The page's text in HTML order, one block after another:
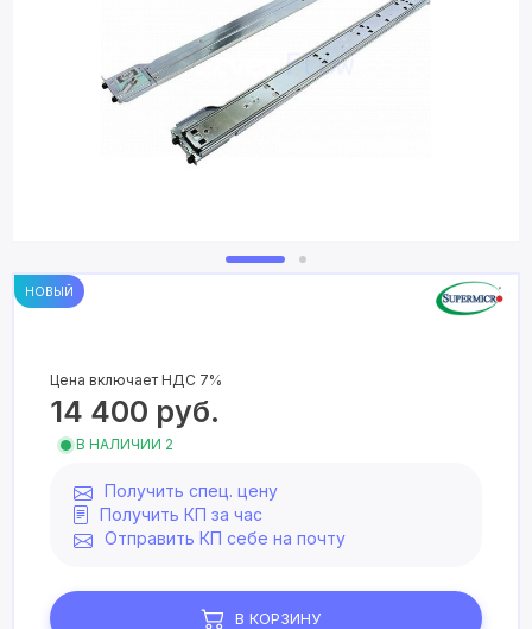
НОВЫЙ
Цена включает НДС 7%
14 400 руб.
В НАЛИЧИИ 2
Получить спец. цену
Получить КП за час
Отправить КП себе на почту
В КОРЗИНУ